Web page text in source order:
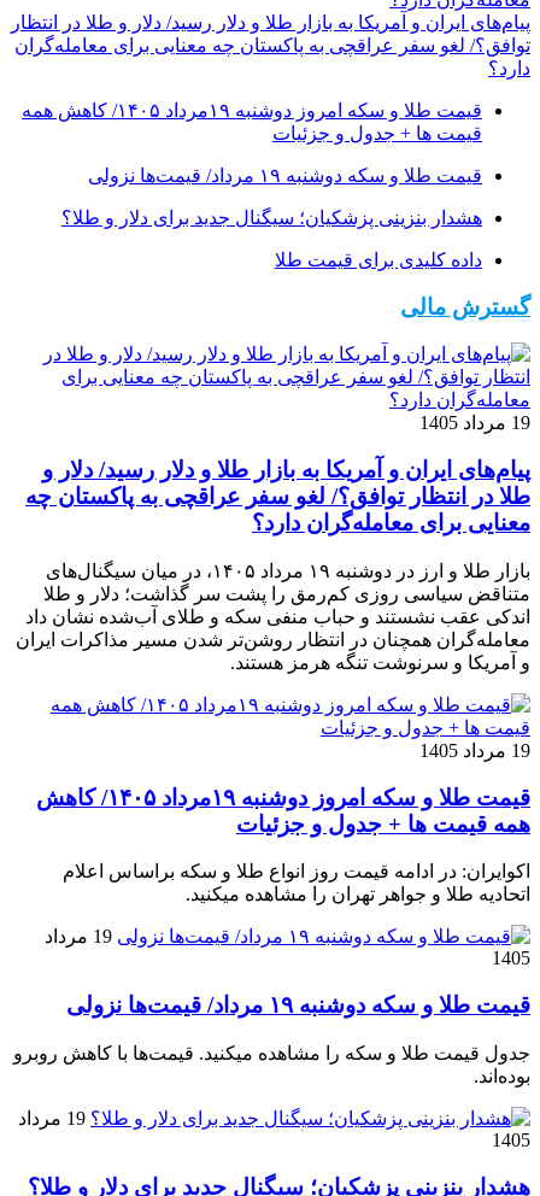
پیام‌های ایران و آمریکا به بازار طلا و دلار رسید/ دلار و طلا در انتظار
توافق؟/ لغو سفر عراقچی به پاکستان چه معنایی برای معامله‌گران
دارد؟
قیمت طلا و سکه امروز دوشنبه ۱۹مرداد ۱۴۰۵/ کاهش همه
قیمت ها + جدول و جزئیات
قیمت طلا و سکه دوشنبه ۱۹ مرداد/ قیمت‌ها نزولی
هشدار بنزینی پزشکیان؛ سیگنال جدید برای دلار و طلا؟
داده کلیدی برای قیمت طلا
گسترش مالی
19 مرداد 1405
پیام‌های ایران و آمریکا به بازار طلا و دلار رسید/ دلار و
طلا در انتظار توافق؟/ لغو سفر عراقچی به پاکستان چه
معنایی برای معامله‌گران دارد؟
بازار طلا و ارز در دوشنبه ۱۹ مرداد ۱۴۰۵، در میان سیگنال‌های
متناقض سیاسی روزی کم‌رمق را پشت سر گذاشت؛ دلار و طلا
اندکی عقب نشستند و حباب منفی سکه و طلای آب‌شده نشان داد
معامله‌گران همچنان در انتظار روشن‌تر شدن مسیر مذاکرات ایران
و آمریکا و سرنوشت تنگه هرمز هستند.
19 مرداد 1405
قیمت طلا و سکه امروز دوشنبه ۱۹مرداد ۱۴۰۵/ کاهش
همه قیمت ها + جدول و جزئیات
اکوایران: در ادامه قیمت روز انواع طلا و سکه براساس اعلام
اتحادیه طلا و جواهر تهران را مشاهده میکنید.
19 مرداد
1405
قیمت طلا و سکه دوشنبه ۱۹ مرداد/ قیمت‌ها نزولی
جدول قیمت طلا و سکه را مشاهده میکنید. قیمت‌ها با کاهش روبرو
بوده‌اند.
19 مرداد
1405
هشدار بنزینی پزشکیان؛ سیگنال جدید برای دلار و طلا؟